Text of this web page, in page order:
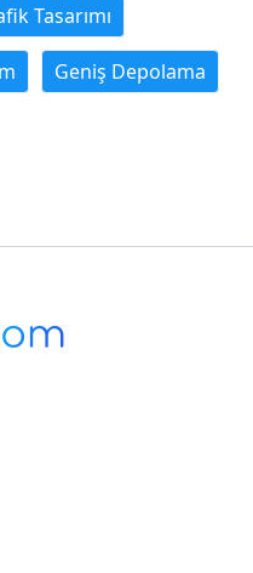
Tasarımı
Geniş Depolama